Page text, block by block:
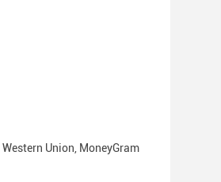
Union, MoneyGram